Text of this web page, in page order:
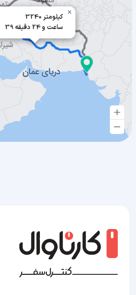
3240 کیلومتر
39 ساعت و 24 دقیقه
×